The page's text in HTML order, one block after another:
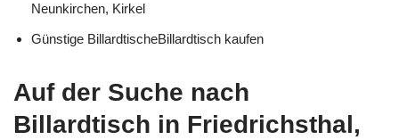
Neunkirchen, Kirkel
Günstige BillardtischeBillardtisch kaufen
Auf der Suche nach
Billardtisch in Friedrichsthal,